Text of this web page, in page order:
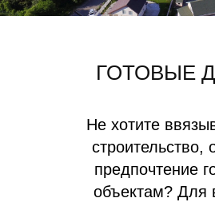
ГОТОВЫЕ
Не хотите
строительство,
предпочтение
объектам? Для